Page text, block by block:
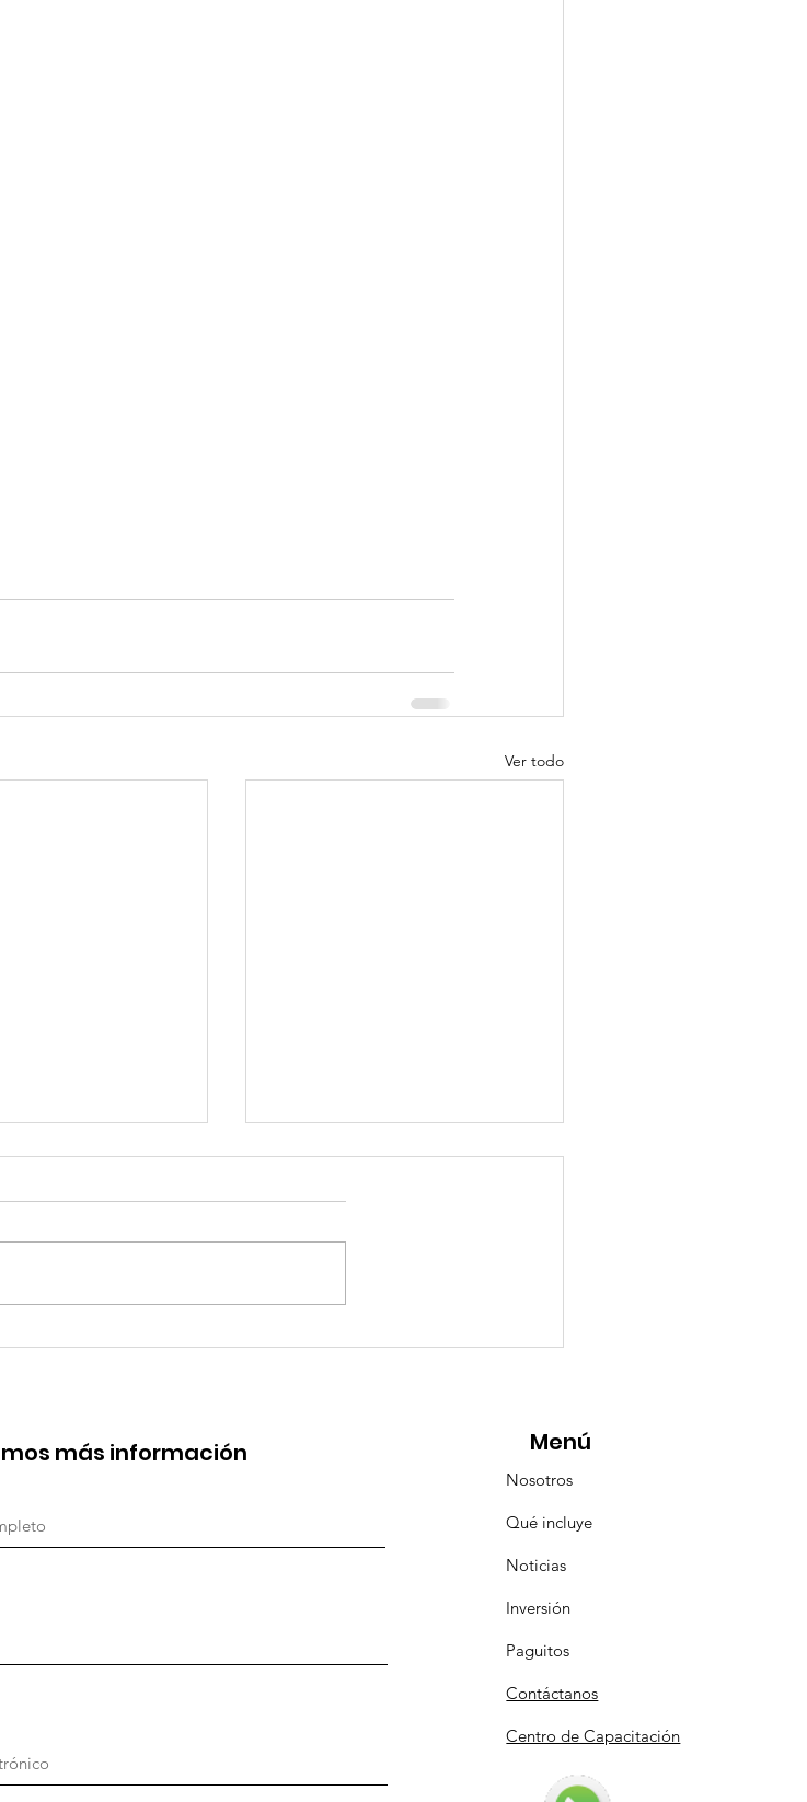
Ver todo
ViveMásViajandoByFraveo
más información Menú
Nosotros
Qué incluye
Noticias
Inversión
Paguitos
Contáctanos
Centro de Capacitación